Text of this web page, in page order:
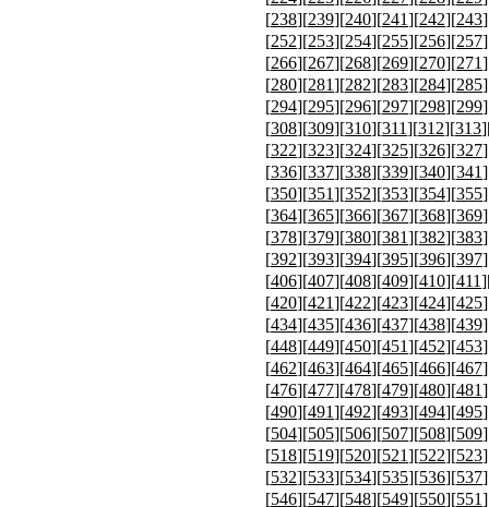
[238][239][240][241][242][243
[252][253][254][255][256][257
[266][267][268][269][270][271
[280][281][282][283][284][285
[294][295][296][297][298][299
[308][309][310][311][312][313
[322][323][324][325][326][327
[336][337][338][339][340][341
[350][351][352][353][354][355
[364][365][366][367][368][369
[378][379][380][381][382][383
[392][393][394][395][396][397
[406][407][408][409][410][411
[420][421][422][423][424][425
[434][435][436][437][438][439
[448][449][450][451][452][453
[462][463][464][465][466][467
[476][477][478][479][480][481
[490][491][492][493][494][495
[504][505][506][507][508][509
[518][519][520][521][522][523
[532][533][534][535][536][537
[546][547][548][549][550][551